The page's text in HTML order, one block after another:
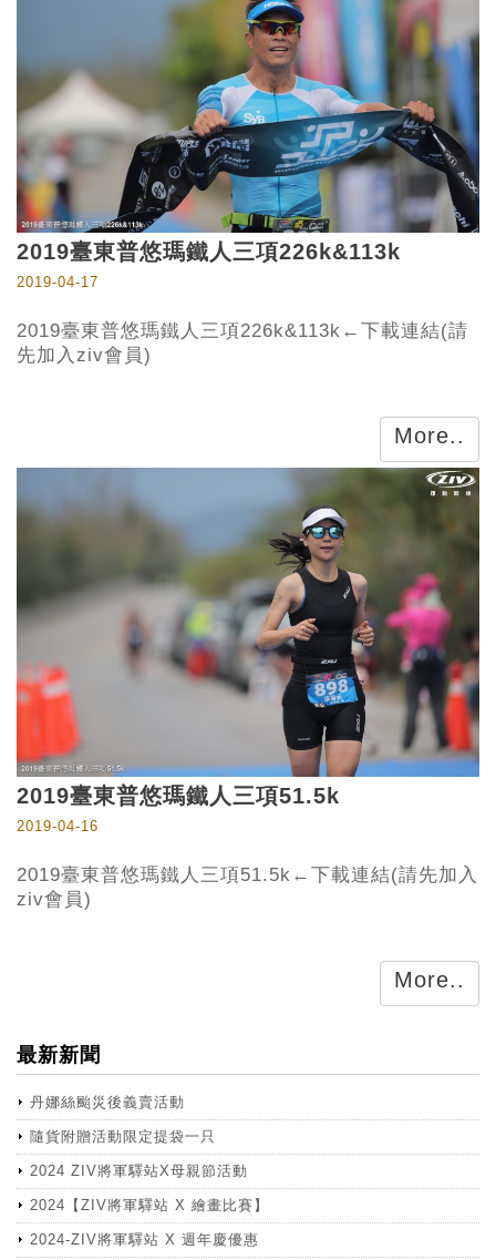
2019臺東普悠瑪鐵人三項226k&113k
2019-04-17
2019臺東普悠瑪鐵人三項226k&113k←下載連結(請
先加入ziv會員)
More..
2019臺東普悠瑪鐵人三項51.5k
2019-04-16
2019臺東普悠瑪鐵人三項51.5k←下載連結(請先加入
ziv會員)
More..
最新新聞
丹娜絲颱災後義賣活動
隨貨附贈活動限定提袋一只
2024 ZIV將軍驛站X母親節活動
2024【ZIV將軍驛站 X 繪畫比賽】
2024-ZIV將軍驛站 X 週年慶優惠